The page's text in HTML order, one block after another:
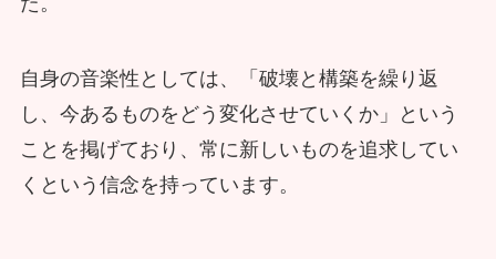
自身の音楽性としては、「破壊と構築を繰り返
し、今あるものをどう変化させていくか」という
ことを掲げており、常に新しいものを追求してい
くという信念を持っています。